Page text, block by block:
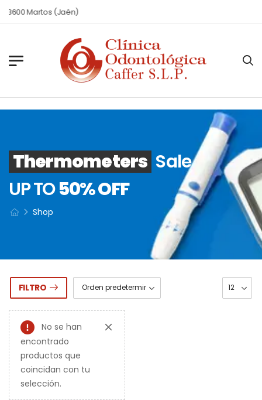
Martos (Jaén)
Thermometers Sale
UP TO50% OFF
Shop
FILTRO
No se han
encontrado
productos que
coincidan con tu
selección.